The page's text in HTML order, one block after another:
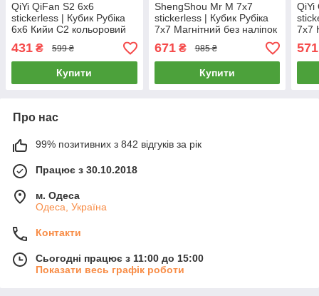
QiYi QiFan S2 6x6
stickerless | Кубик Рубіка
6x6 Кийи С2 кольоровий
431 ₴ 599 ₴
Купити
ShengShou Mr M 7x7
stickerless | Кубик Рубіка
7х7 Магнітний без наліпок
671₴ 985 ₴
Купити
QiYi
7x7
571
Про нас
99% позитивних з 842 відгуків за рік
Працює з 30.10.2018
м. Одеса
Одеса, Україна
Контакти
Сьогодні працює з 11:00 до 15:00
Показати весь графік роботи